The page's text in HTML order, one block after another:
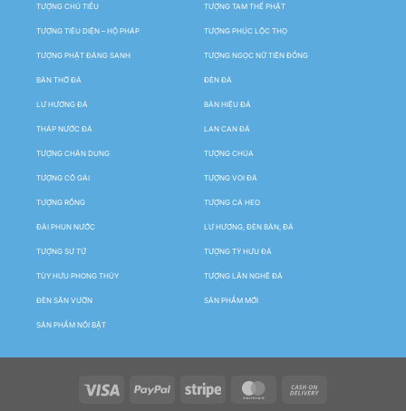
TƯỢNG CHÚ TIỂU TƯỢNG TAM THẾ PHẬT
TƯỢNG TIÊU DIỆN – HỘ PHÁP TƯỢNG PHÚC LỘC THỌ
TƯỢNG PHẬT ĐẢNG SANH TƯỢNG NGỌC NỮ TIÊN ĐỒNG
BÀN THỜ ĐÁ ĐÈN ĐÁ
LƯ HƯƠNG ĐÁ BẢN HIỆU ĐÁ
THÁP NƯỚC ĐÁ LAN CAN ĐÁ
TƯỢNG CHÂN DUNG TƯỢNG CHÚA
TƯỢNG CÔ GÁI TƯỢNG VOI ĐÁ
TƯỢNG RỒNG TƯỢNG CÁ HEO
ĐÀI PHUN NƯỚC LƯ HƯƠNG, ĐÈN BÀN, ĐÁ
TƯỢNG SƯ TỬ TƯỢNG TỲ HƯU ĐÁ
TÙY HƯU PHONG THỦY TƯỢNG LÂN NGHÊ ĐÁ
ĐÈN SÂN VƯỜN SẢN PHẨM MỚI
SẢN PHẨM NỔI BẬT